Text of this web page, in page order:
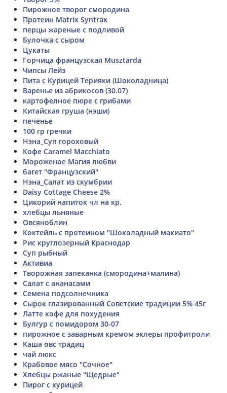
Пирожное творог смородина
Протеин Matrix Syntrax
перцы жареные с подливой
Булочка с сыром
Цукаты
Горчица французская Musztarda
Чипсы Лейз
Пита с Курицей Терияки (Шоколадница)
Варенье из абрикосов (30.07)
картофелное пюре с грибами
Китайская груша (нэши)
печенье
100 гр гречки
Нэна_Суп гороховый
Кофе Caramel Macchiato
Мороженое Магия любви
багет "Французский"
Нэна_Салат из скумбрии
Daisy Cottage Cheese 2%
Цикорий напиток чл на кр.
хлебцы льняные
Овсяноблин
Коктейль с протеином "Шоколадный макиато"
Рис круглозерный Краснодар
Суп рыбный
Активиа
Творожная запеканка (смородина+малина)
Салат с ананасами
Семена подсолнечника
Сырок глазированный Советские традиции 5% 45г
Латте кофе для похудения
Булгур с помидором 30-07
пирожное с заварным кремом эклеры профитроли
Каша овс традиц
чай люкс
Крабовое мясо "Сочное"
Хлебцы ржаные "Щедрые"
Пирог с курицей